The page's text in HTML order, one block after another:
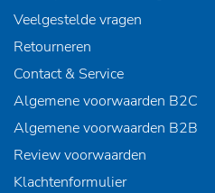
Veelgestelde vragen
Retourneren
Contact & Service
Algemene voorwaarden B2C
Algemene voorwaarden B2B
Review voorwaarden
Klachtenformulier